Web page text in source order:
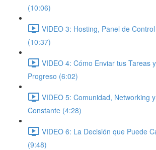
(10:06)
VIDEO 3: Hosting, Panel de
(10:37)
VIDEO 4: Cómo Enviar tus Tareas
Progreso (6:02)
VIDEO 5: Comunidad, Networking
Constante (4:28)
VIDEO 6: La Decisión que Puede
(9:48)